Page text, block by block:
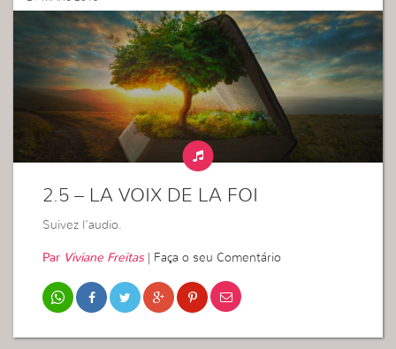
2.5 – LA VOIX DE LA FOI
Suivez l’audio.
Par Viviane Freitas| Faça o seu Comentário